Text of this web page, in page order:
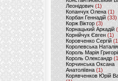
Леонідович (1)
Копанчук Олена (1)
Корбан Геннадій (33)
Корж Віктор (3)
Корнацький Аркадій
Корнійчук Євген (1)
Коровченко Сергій
Королевська Наталія
Король Марія
Король Олександр
Корчинська Оксана
Анатоліївна (1)
Корявченков Юрій